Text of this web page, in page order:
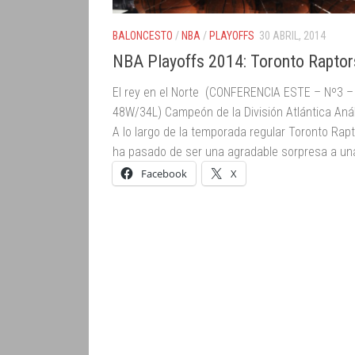
BALONCESTO / NBA/ PLAYOFFS 30 ABRIL, 2014
NBA Playoffs 2014: Toronto
El rey en el Norte (CONFERENCIA ESTE – Nº3 –
48W/34L) Campeón de la División Atlántica
A lo largo de la temporada regular Toronto
ha pasado de ser una agradable sorpresa a
Facebook X